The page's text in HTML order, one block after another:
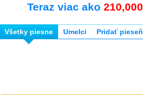
Teraz viac ako 210,000
Všetky piesne Umelci Pridať pieseň